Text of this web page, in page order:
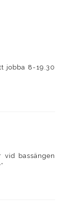
jobba 8-19.30
vid bassängen